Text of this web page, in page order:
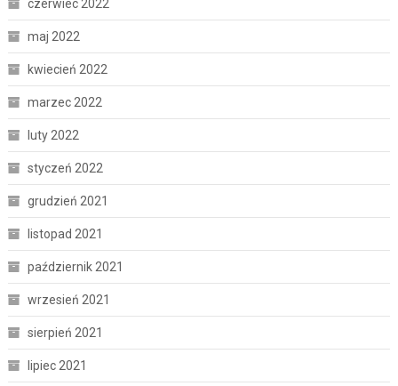
czerwiec 2022
maj 2022
kwiecień 2022
marzec 2022
luty 2022
styczeń 2022
grudzień 2021
listopad 2021
październik 2021
wrzesień 2021
sierpień 2021
lipiec 2021